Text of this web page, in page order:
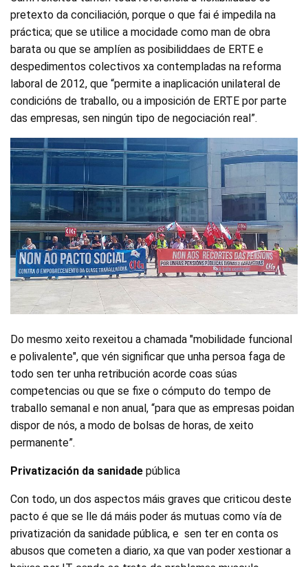
pretexto da conciliación, porque o que fai é impedila na
práctica; que se utilice a mocidade como man de obra
barata ou que se amplíen as posibiliddaes de ERTE e
despedimentos colectivos xa contempladas na reforma
laboral de 2012, que “permite a inaplicación unilateral de
condicións de traballo, ou a imposición de ERTE por parte
das empresas, sen ningún tipo de negociación real”.
Do mesmo xeito rexeitou a chamada "mobilidade funcional
e polivalente", que vén significar que unha persoa faga de
todo sen ter unha retribución acorde coas súas
competencias ou que se fixe o cómputo do tempo de
traballo semanal e non anual, “para que as empresas poidan
dispor de nós, a modo de bolsas de horas, de xeito
permanente”.
Privatización da sanidade pública
Con todo, un dos aspectos máis graves que criticou deste
pacto é que se lle dá máis poder ás mutuas como vía de
privatización da sanidade pública, e sen ter en conta os
abusos que cometen a diario, xa que van poder xestionar a